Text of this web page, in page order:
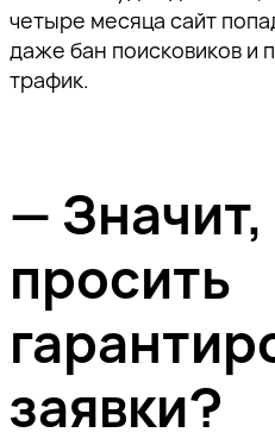
четыре месяца сайт
даже бан поисковиков и
трафик.
—
просить
заявки?